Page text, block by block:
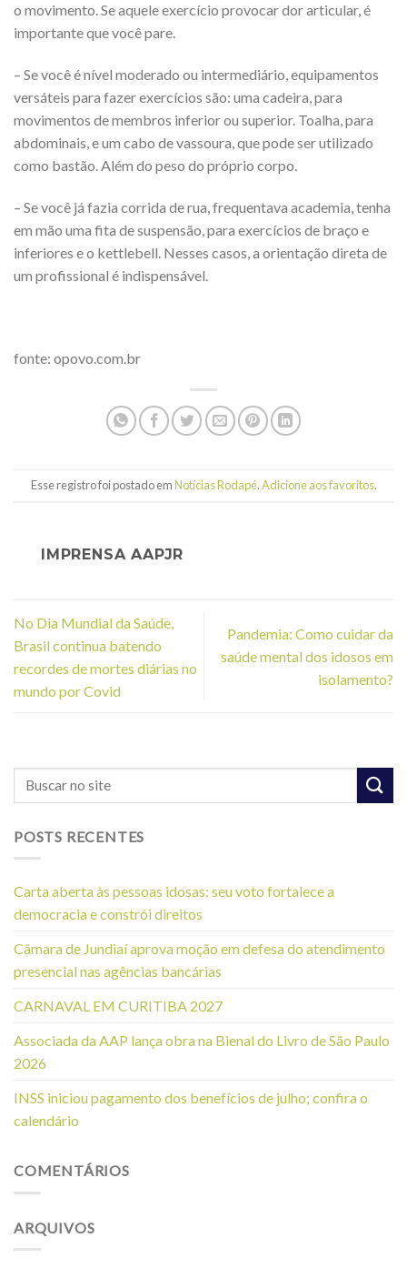
o movimento. Se aquele exercício provocar dor articular, é
importante que você pare.
– Se você é nível moderado ou intermediário, equipamentos
versáteis para fazer exercícios são: uma cadeira, para
movimentos de membros inferior ou superior. Toalha, para
abdominais, e um cabo de vassoura, que pode ser utilizado
como bastão. Além do peso do próprio corpo.
– Se você já fazia corrida de rua, frequentava academia, tenha
em mão uma fita de suspensão, para exercícios de braço e
inferiores e o kettlebell. Nesses casos, a orientação direta de
um profissional é indispensável.
fonte: opovo.com.br
Esse registro foi postado em Notícias Rodapé.Adicione aos favoritos.
IMPRENSA AAPJR
No Dia Mundial da Saúde,
Brasil continua batendo
recordes de mortes diárias no
mundo por Covid
Pandemia: Como cuidar da
saúde mental dos idosos em
isolamento?
POSTS RECENTES
Carta aberta às pessoas idosas: seu voto fortalece a
democracia e constrói direitos
Câmara de Jundiaí aprova moção em defesa do atendimento
presencial nas agências bancárias
CARNAVAL EM CURITIBA 2027
Associada da AAP lança obra na Bienal do Livro de São Paulo
2026
INSS iniciou pagamento dos benefícios de julho; confira o
calendário
COMENTÁRIOS
ARQUIVOS